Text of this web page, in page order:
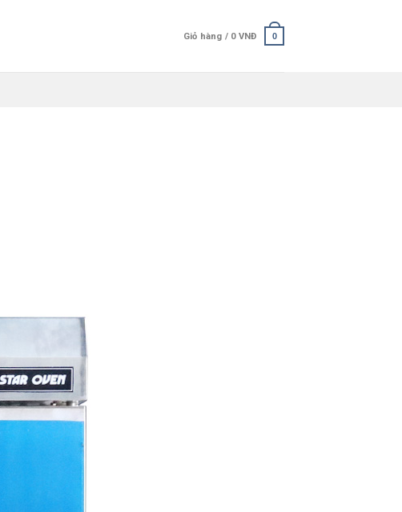
Giỏ hàng / 0 VNĐ 0